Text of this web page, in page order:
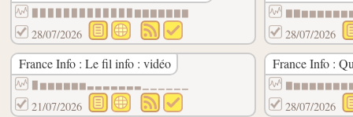
▉▉▉▉▉▉▉▉▉▉▉▉▉▇▇▇▇▇▇▇
28/07/2026 28/07/2026
France Info : Le fil info : vidéo
▉▆▆▆▆▆▆▃▃▃▃▃▃▃▁▁▁▁▁▁
21/07/2026
France Info :
28/07/2026